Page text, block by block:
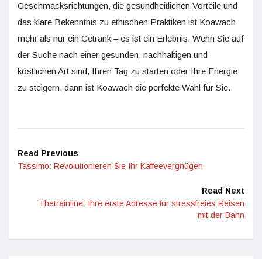
Geschmacksrichtungen, die gesundheitlichen Vorteile und
das klare Bekenntnis zu ethischen Praktiken ist Koawach
mehr als nur ein Getränk – es ist ein Erlebnis. Wenn Sie auf
der Suche nach einer gesunden, nachhaltigen und
köstlichen Art sind, Ihren Tag zu starten oder Ihre Energie
zu steigern, dann ist Koawach die perfekte Wahl für Sie.
Read Previous
Tassimo: Revolutionieren Sie Ihr Kaffeevergnügen
Read Next
Thetrainline: Ihre erste Adresse für stressfreies Reisen
mit der Bahn